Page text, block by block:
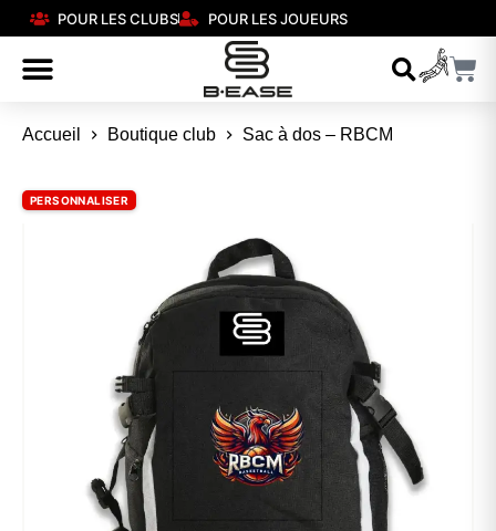
POUR LES CLUBS POUR LES JOUEURS
Accueil Boutique club Sac à dos – RBCM
PERSONNALISER